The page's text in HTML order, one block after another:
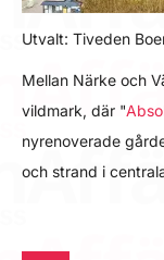
Utvalt: Tiveden
Mellan Närke och
vildmark, där "
nyrenoverade
och strand i